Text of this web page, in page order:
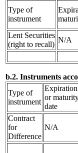
Type of
instrument
Lent Securities
(right to recall)
N/A
b.2. Instruments
Type of
instrument
Expiration
or
date
Contract
for
Difference
N/A